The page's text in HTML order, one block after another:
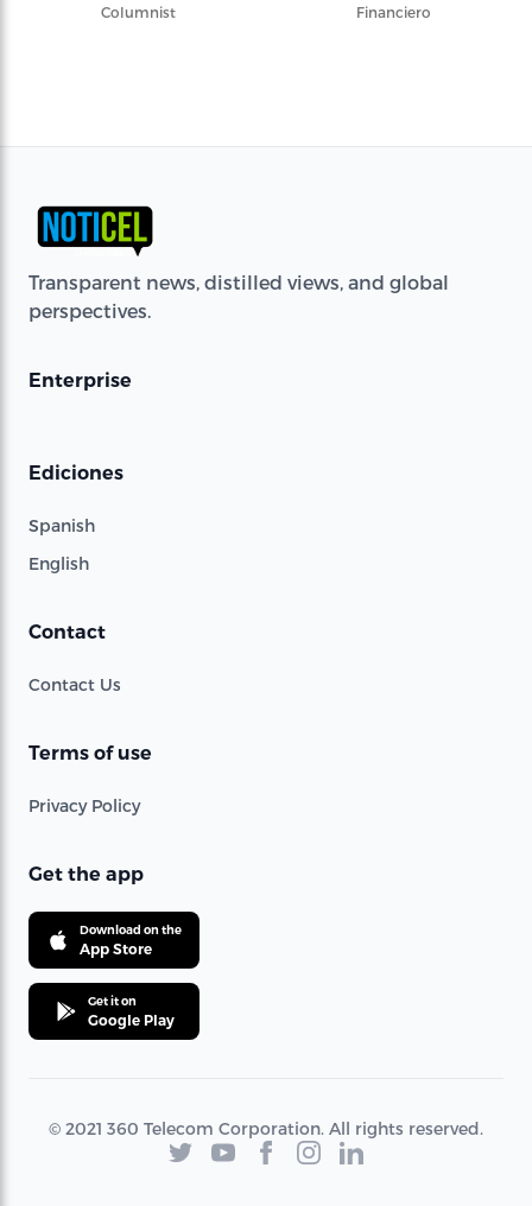
Columnist
Financiero
Transparent news, distilled views, and global
perspectives.
Enterprise
Ediciones
Spanish
English
Contact
Contact Us
Terms of use
Privacy Policy
Get the app
Download on the
App Store
Get it on
Google Play
© 2021 360 Telecom Corporation. All rights reserved.